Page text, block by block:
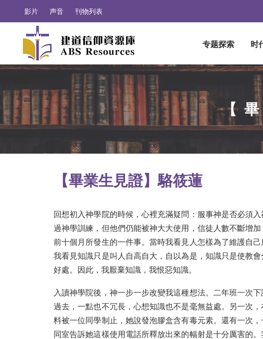
影片 声音 刊物列表
专题探索 时
【
【畢業生見證】駱筱蓮
回想初入神學院的時候，心裡充滿疑問：服事神是否必須
過神學訓練，但他們仍能被神大大使用，信徒人數不斷增
前十個月所發生的一件事。當時我看見人怎樣為了維護自
我看見知識只是叫人自高自大，自以為是，知識只是使教
好處。因此，我厭棄知識，我恨惡知識。
入讀神學院後，神一步一步改變我這種想法。二年班一次
過去，一點也不冗長，心想知識也不是毫無益處。另一次
料被一位同學制止，她說發泡膠盒含有毒元素。還有一次
同室告訴她這樣使用電話所釋放出來的幅射是十分厲害的